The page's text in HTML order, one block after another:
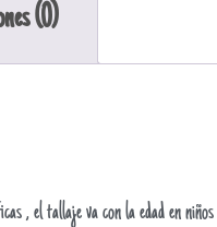
(0)
, el tallaje va con la edad en